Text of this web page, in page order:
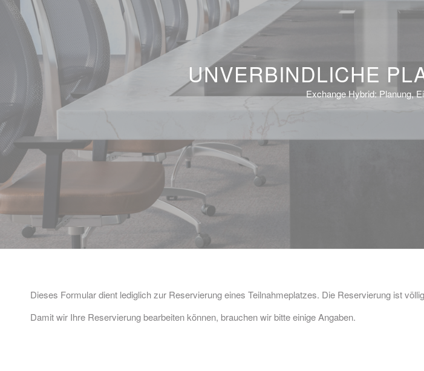
UNVERBINDLICHE
Exchange Hybrid: Planung,
Dieses Formular dient lediglich zur Reservierung eines Teilnahmeplatzes. Die Reservierung ist
Damit wir Ihre Reservierung bearbeiten können, brauchen wir bitte einige Angaben.